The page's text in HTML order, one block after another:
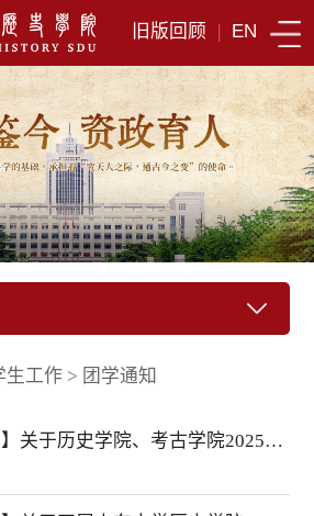
旧版回顾 | EN
生工作 > 团学通知
【公示】关于历史学院、考古学院2025-2026学年优秀学生骨干及优秀志愿者的公示